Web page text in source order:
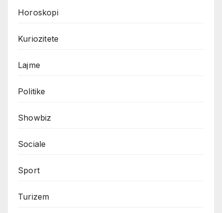
Horoskopi
Kuriozitete
Lajme
Politike
Showbiz
Sociale
Sport
Turizem